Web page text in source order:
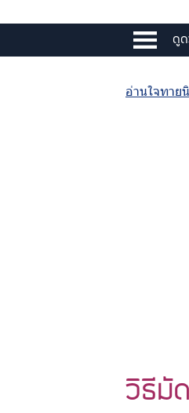
ดู
อ่านใจทาย
วิธีมั